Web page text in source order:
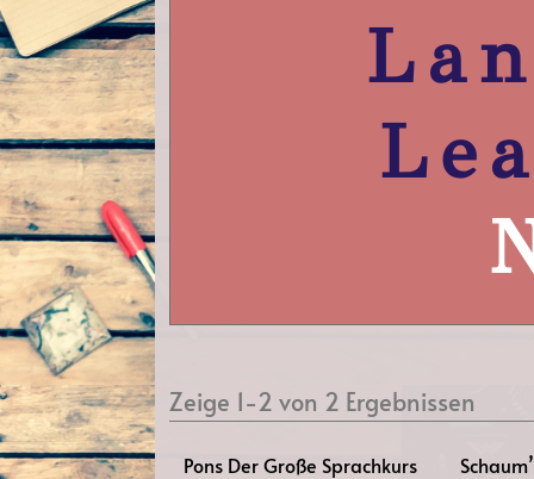
Zeige 1-2 von 2 Ergebnissen
Pons Der Große Sprachkurs